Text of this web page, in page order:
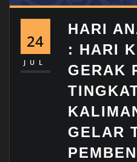
24
JUL
HARI
: HARI
GERAK
GELAR